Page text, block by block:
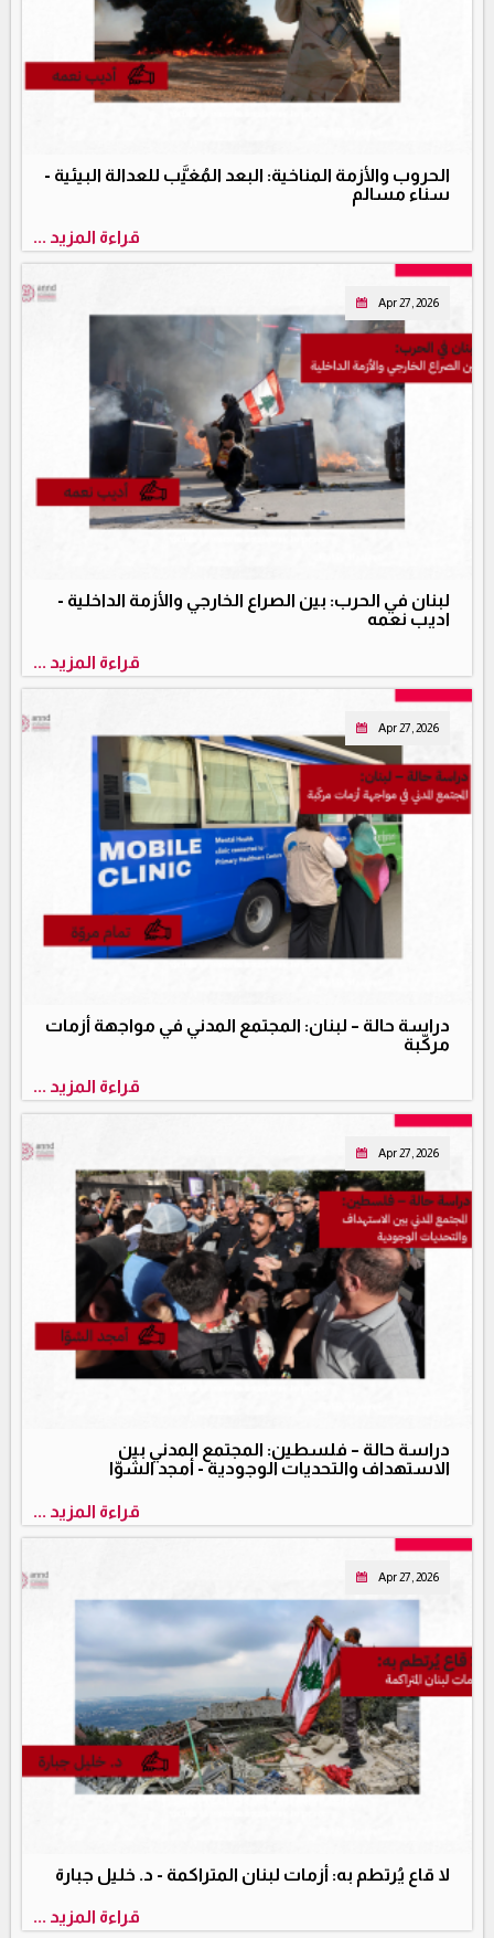
الحروب والأزمة المناخية: البعد المُغيَّب للعدالة البيئية -
سناء مسالم
قراءة المزيد ...
Apr 27, 2026
لبنان في الحرب: بين الصراع الخارجي والأزمة الداخلية -
اديب نعمه
قراءة المزيد ...
Apr 27, 2026
دراسة حالة – لبنان: المجتمع المدني في مواجهة أزمات
مركّبة
قراءة المزيد ...
Apr 27, 2026
دراسة حالة – فلسطين: المجتمع المدني بين
الاستهداف والتحديات الوجودية - أمجد الشوّا
قراءة المزيد ...
Apr 27, 2026
لا قاع يُرتطم به: أزمات لبنان المتراكمة - د. خليل جبارة
قراءة المزيد ...